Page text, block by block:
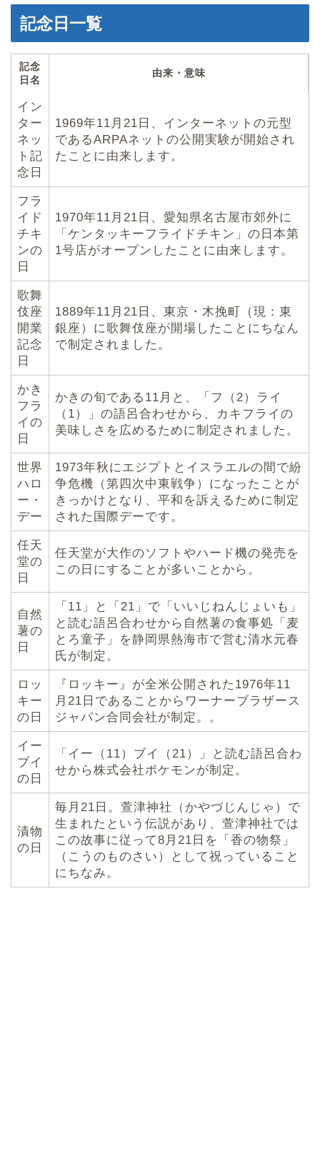
記念日一覧
記念
日名
由来・意味
イン
ター
ネッ
ト記
念日
1969年11月21日、インターネットの元型
であるARPAネットの公開実験が開始され
たことに由来します。
フラ
イド
チキ
ンの
日
1970年11月21日、愛知県名古屋市郊外に
「ケンタッキーフライドチキン」の日本第
1号店がオープンしたことに由来します。
歌舞
伎座
開業
記念
日
1889年11月21日、東京・木挽町（現：東
銀座）に歌舞伎座が開場したことにちなん
で制定されました。
かき
フラ
イの
日
かきの旬である11月と、「フ（2）ライ
（1）」の語呂合わせから、カキフライの
美味しさを広めるために制定されました。
世界
ハロ
ー・
デー
1973年秋にエジプトとイスラエルの間で紛
争危機（第四次中東戦争）になったことが
きっかけとなり、平和を訴えるために制定
された国際デーです。
任天
堂の
日
任天堂が大作のソフトやハード機の発売を
この日にすることが多いことから。
自然
薯の
日
「11」と「21」で「いいじねんじょいも」
と読む語呂合わせから自然薯の食事処「麦
とろ童子」を静岡県熱海市で営む清水元春
氏が制定。
ロッ
キー
の日
『ロッキー』が全米公開された1976年11
月21日であることからワーナーブラザース
ジャパン合同会社が制定。。
イー
ブイ
の日
「イー（11）ブイ（21）」と読む語呂合わ
せから株式会社ポケモンが制定。
漬物
の日
毎月21日。萱津神社（かやづじんじゃ）で
生まれたという伝説があり、萱津神社では
この故事に従って8月21日を「香の物祭」
（こうのものさい）として祝っていること
にちなみ。